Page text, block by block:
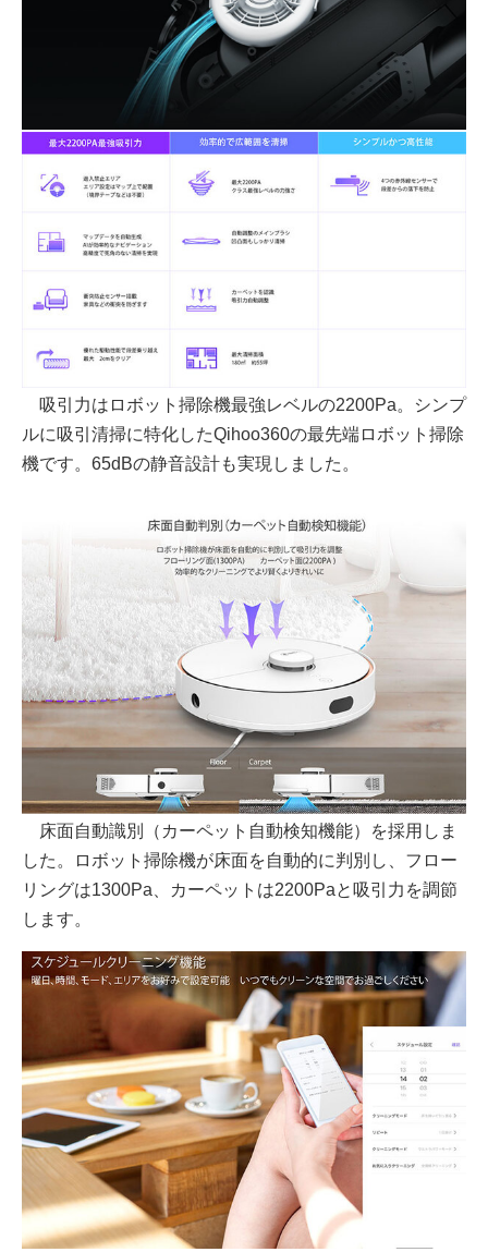
吸引力はロボット掃除機最強レベルの2200Pa。シンプ
ルに吸引清掃に特化したQihoo360の最先端ロボット掃除
機です。65dBの静音設計も実現しました。
床面自動識別（カーペット自動検知機能）を採用しま
した。ロボット掃除機が床面を自動的に判別し、フロー
リングは1300Pa、カーペットは2200Paと吸引力を調節
します。